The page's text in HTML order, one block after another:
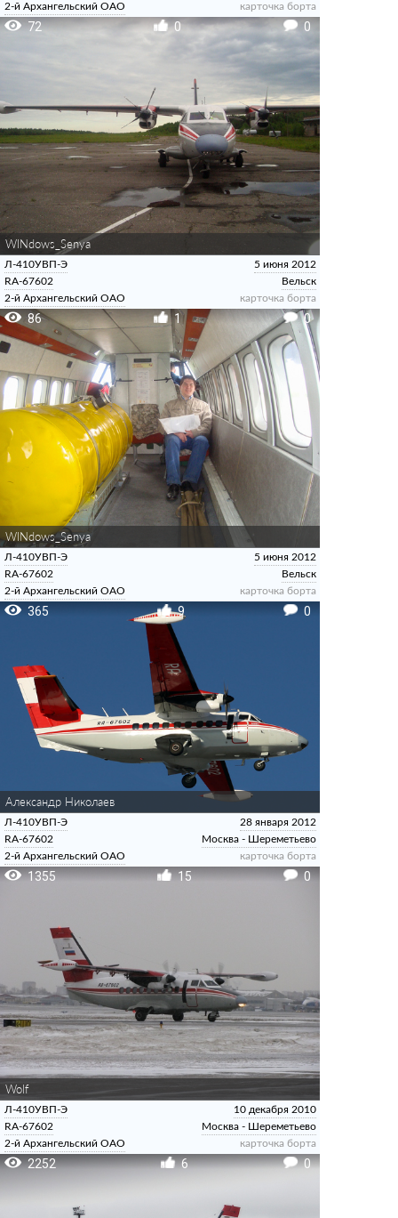
2-й Архангельский ОАО
карточка борта
72 0 0
WINdows_Senya
Л-410УВП-Э
RA-67602
2-й Архангельский ОАО
5 июня 2012
Вельск
карточка борта
86 1 0
WINdows_Senya
Л-410УВП-Э
RA-67602
2-й Архангельский ОАО
5 июня 2012
Вельск
карточка борта
365 9 0
Александр Николаев
Л-410УВП-Э
RA-67602
2-й Архангельский ОАО
28 января 2012
Москва - Шереметьево
карточка борта
1355 15 0
Wolf
Л-410УВП-Э
RA-67602
2-й Архангельский ОАО
10 декабря 2010
Москва - Шереметьево
карточка борта
2252 6 0